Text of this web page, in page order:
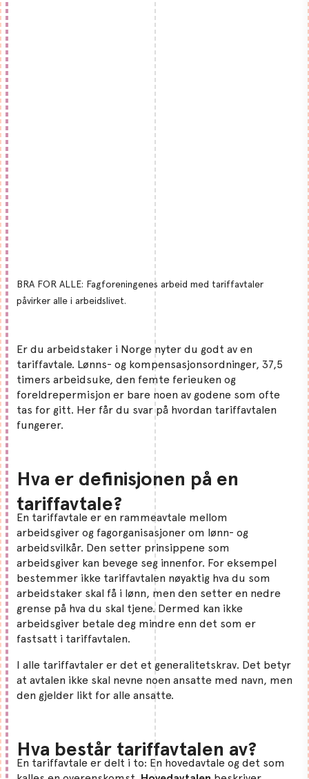
BRA FOR ALLE: Fagforeningenes arbeid med tariffavtaler
påvirker alle i arbeidslivet.
Er du arbeidstaker i Norge nyter du godt av en
tariffavtale. Lønns- og kompensasjonsordninger, 37,5
timers arbeidsuke, den femte ferieuken og
foreldrepermisjon er bare noen av godene som ofte
tas for gitt. Her får du svar på hvordan tariffavtalen
fungerer.
Hva er definisjonen på en
tariffavtale?
En tariffavtale er en rammeavtale mellom
arbeidsgiver og fagorganisasjoner om lønn- og
arbeidsvilkår. Den setter prinsippene som
arbeidsgiver kan bevege seg innenfor. For eksempel
bestemmer ikke tariffavtalen nøyaktig hva du som
arbeidstaker skal få i lønn, men den setter en nedre
grense på hva du skal tjene. Dermed kan ikke
arbeidsgiver betale deg mindre enn det som er
fastsatt i tariffavtalen.
I alle tariffavtaler er det et generalitetskrav. Det betyr
at avtalen ikke skal nevne noen ansatte med navn, men
den gjelder likt for alle ansatte.
Hva består tariffavtalen av?
En tariffavtale er delt i to: En hovedavtale og det som